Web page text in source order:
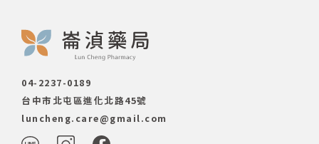
04-2237-0189
台中市北屯區進化北路45號
luncheng.care@gmail.com